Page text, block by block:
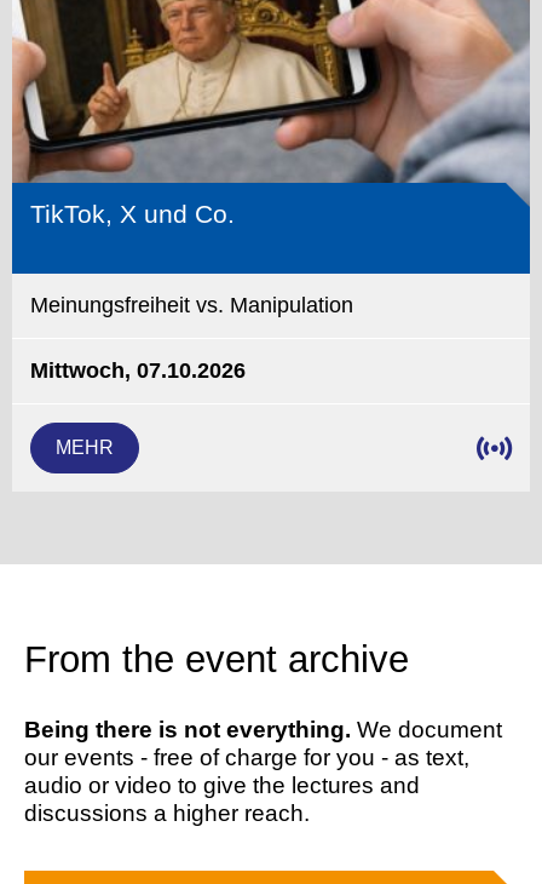
TikTok, X und Co.
Meinungsfreiheit vs. Manipulation
Mittwoch, 07.10.2026
MEHR
From the event archive
Being there is not everything. We document
our events - free of charge for you - as text,
audio or video to give the lectures and
discussions a higher reach.